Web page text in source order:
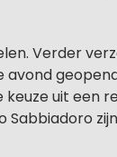
Verder
keuze uit een
Sabbiadoro